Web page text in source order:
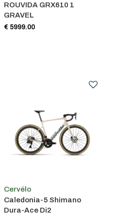
ROUVIDA GRX610 1
GRAVEL
€ 5999.00
Cervélo
Caledonia-5 Shimano
Dura-Ace Di2